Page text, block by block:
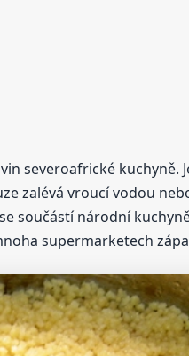
severoafrické
zalévá vroucí vodou
součástí národní
supermarketech